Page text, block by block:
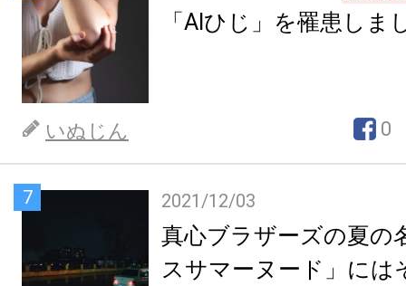
「AIひじ」を罹患しま
いぬじん 0
7 2021/12/03
真心ブラザーズの夏の
スサマーヌード」には